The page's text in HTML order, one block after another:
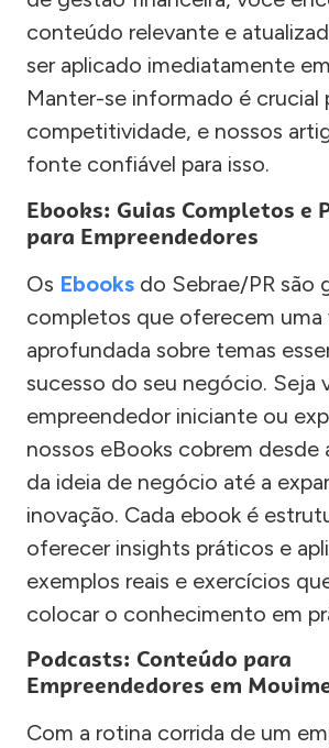
conteúdo relevante e
ser aplicado imediatamente
Manter-se informado é crucial
competitividade, e nossos
fonte confiável para isso.
Ebooks: Guias Completos e
para Empreendedores
Os Ebooks do Sebrae/PR são
completos que oferecem uma
aprofundada sobre temas
sucesso do seu negócio. Seja
empreendedor iniciante ou
nossos eBooks cobrem desde
da ideia de negócio até a
inovação. Cada ebook é
oferecer insights práticos e
exemplos reais e exercícios
colocar o conhecimento em
Podcasts: Conteúdo para
Empreendedores em
Com a rotina corrida de um